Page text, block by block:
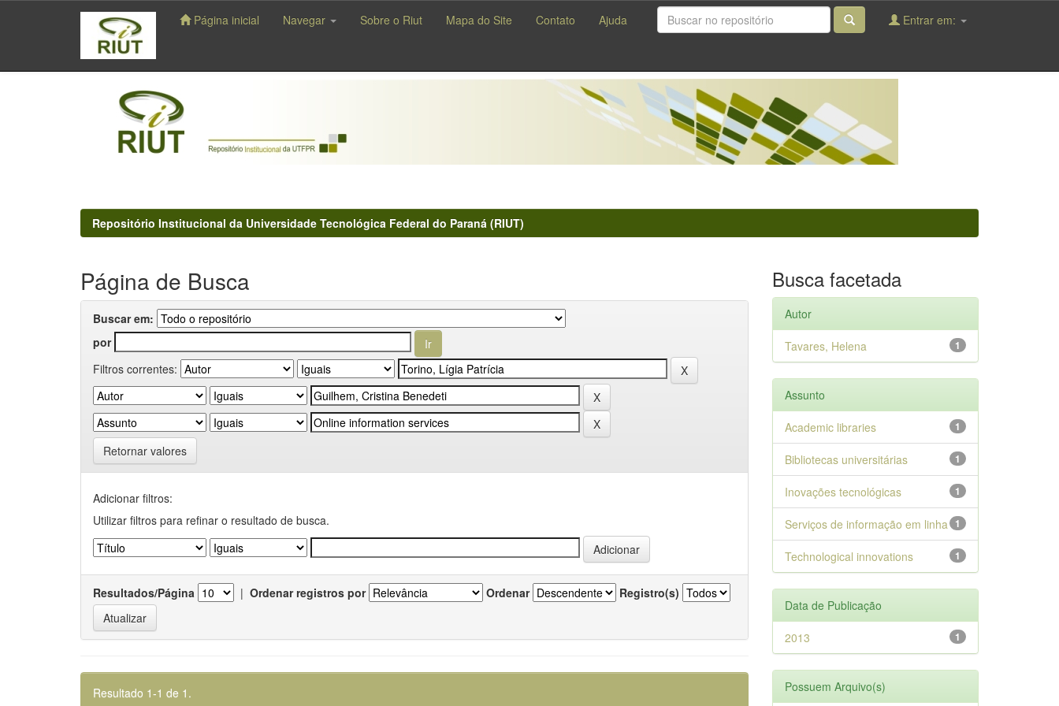
navigation
Página inicial Navegar Sobre o Riut Mapa do Site Contato Ajuda Entrar em:
Repositório Institucional da Universidade Tecnológica Federal do Paraná (RIUT)
Página de Busca
Buscar em:
por
Filtros correntes:
Retornar valores
Adicionar filtros:
Utilizar filtros para refinar o resultado de busca.
Resultados/Página | Ordenar registros por Ordenar Registro(s)
Resultado 1-1 de 1.
Busca facetada
Autor
1
Tavares, Helena
Assunto
1
Academic libraries
1
Bibliotecas universitárias
1
Inovações tecnológicas
1
Serviços de informação em linha
1
Technological innovations
Data de Publicação
1
2013
Possuem Arquivo(s)